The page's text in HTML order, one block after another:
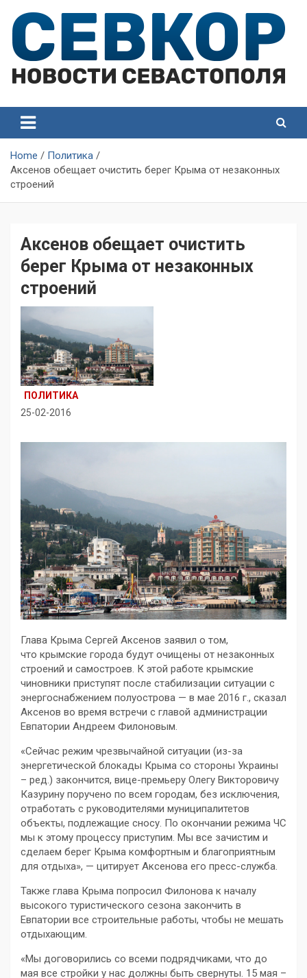
content
Севастополя
Севастополя
Home
Политика
Аксенов обещает очистить берег Крыма от незаконных
строений
Аксенов обещает очистить
берег Крыма от незаконных
строений
ПОЛИТИКА
25-02-2016
Глава Крыма Сергей Аксенов заявил о том,
что крымские города будут очищены от незаконных
строений и самостроев. К этой работе крымские
чиновники приступят после стабилизации ситуации с
энергоснабжением полуострова — в мае 2016 г., сказал
Аксенов во время встречи с главой администрации
Евпатории Андреем Филоновым.
«Сейчас режим чрезвычайной ситуации (из-за
энергетической блокады Крыма со стороны Украины
– ред.) закончится, вице-премьеру Олегу Викторовичу
Казурину поручено по всем городам, без исключения,
отработать с руководителями муниципалитетов
объекты, подлежащие сносу. По окончании режима ЧС
мы к этому процессу приступим. Мы все зачистим и
сделаем берег Крыма комфортным и благоприятным
для отдыха», — цитирует Аксенова его пресс-служба.
Также глава Крыма попросил Филонова к началу
высокого туристического сезона закончить в
Евпатории все строительные работы, чтобы не мешать
отдыхающим.
«Мы договорились со всеми подрядчиками, что до
мая все стройки у нас должны быть свернуты. 15 мая –